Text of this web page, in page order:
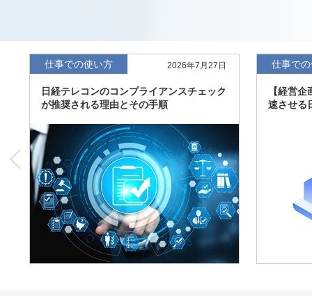
「日経POS情報マーケットレポート」の最新版、10～3月実
績の市場動向を速報
度の予想を実施
仕事での使い方 2026年7月27日
日経テレコンのコンプライアンスチェック
が推奨される理由とその手順
仕事で
【経営
速させる